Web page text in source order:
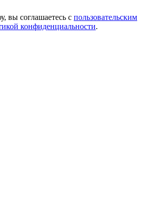
вы соглашаетесь с пользовательским
конфиденциальности.